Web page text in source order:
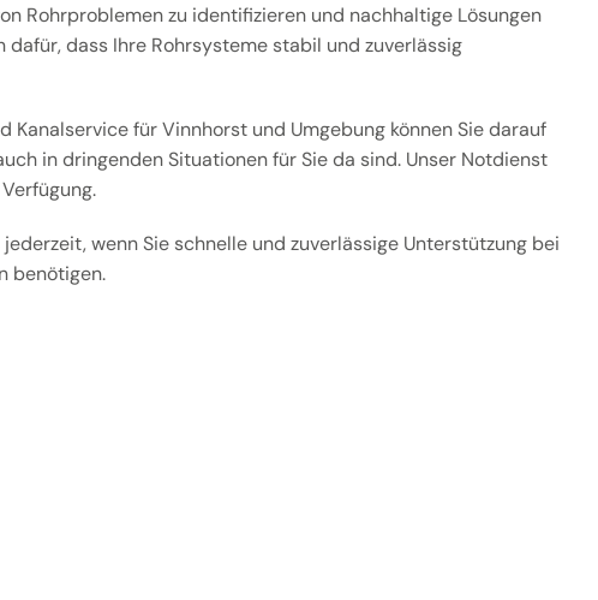
Rohrproblemen zu identifizieren und nachhaltige Lösungen
dafür, dass Ihre Rohrsysteme stabil und zuverlässig
Kanalservice für Vinnhorst und Umgebung können Sie darauf
in dringenden Situationen für Sie da sind. Unser Notdienst
wenn Sie schnelle und zuverlässige Unterstützung bei
benötigen.